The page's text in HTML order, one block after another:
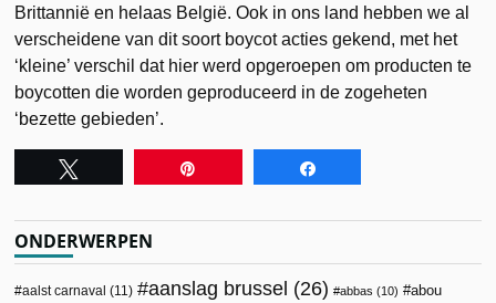
Brittannië en helaas België. Ook in ons land hebben we al
verscheidene van dit soort boycot acties gekend, met het
‘kleine’ verschil dat hier werd opgeroepen om producten te
boycotten die worden geproduceerd in de zogeheten
‘bezette gebieden’.
ONDERWERPEN
aalst carnaval (11) aanslag brussel (26) abbas (10)
abou